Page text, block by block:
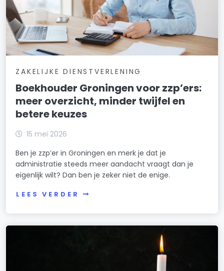
ZAKELIJKE DIENSTVERLENING
Boekhouder Groningen voor zzp’ers:
meer overzicht, minder twijfel en
betere keuzes
15 mei 2026
Ben je zzp’er in Groningen en merk je dat je
administratie steeds meer aandacht vraagt dan je
eigenlijk wilt? Dan ben je zeker niet de enige.
LEES VERDER